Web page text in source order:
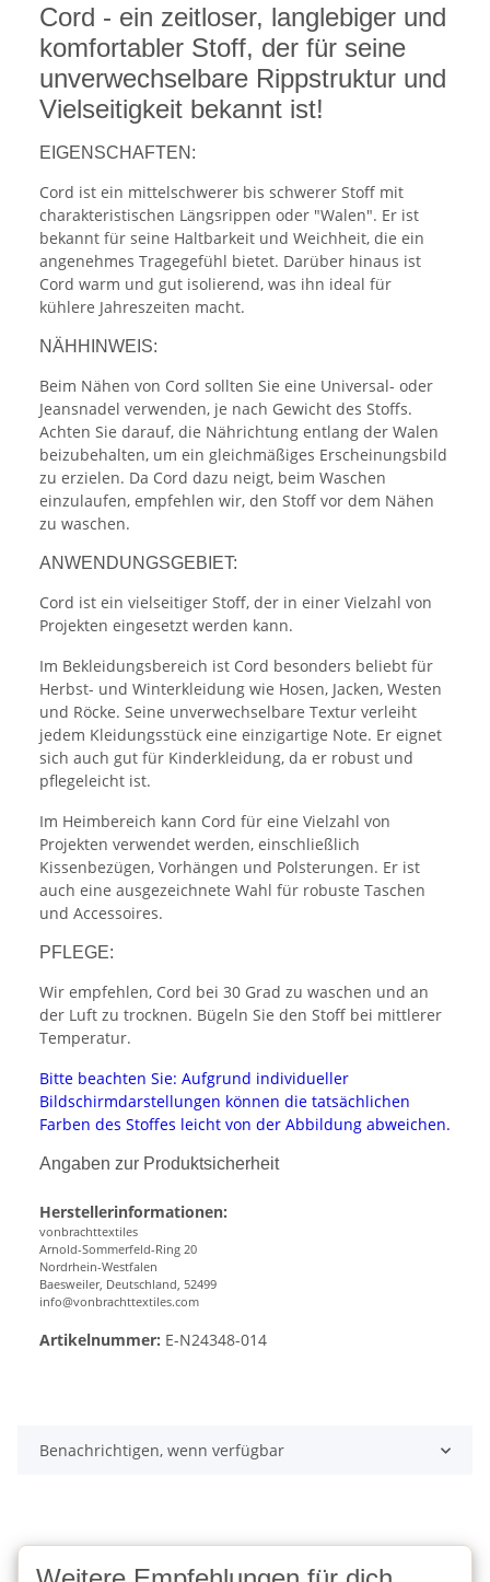
Cord - ein zeitloser, langlebiger und
komfortabler Stoff, der für seine
unverwechselbare Rippstruktur und
Vielseitigkeit bekannt ist!
EIGENSCHAFTEN:
Cord ist ein mittelschwerer bis schwerer Stoff mit
charakteristischen Längsrippen oder "Walen". Er ist
bekannt für seine Haltbarkeit und Weichheit, die ein
angenehmes Tragegefühl bietet. Darüber hinaus ist
Cord warm und gut isolierend, was ihn ideal für
kühlere Jahreszeiten macht.
NÄHHINWEIS:
Beim Nähen von Cord sollten Sie eine Universal- oder
Jeansnadel verwenden, je nach Gewicht des Stoffs.
Achten Sie darauf, die Nährichtung entlang der Walen
beizubehalten, um ein gleichmäßiges Erscheinungsbild
zu erzielen. Da Cord dazu neigt, beim Waschen
einzulaufen, empfehlen wir, den Stoff vor dem Nähen
zu waschen.
ANWENDUNGSGEBIET:
Cord ist ein vielseitiger Stoff, der in einer Vielzahl von
Projekten eingesetzt werden kann.
Im Bekleidungsbereich ist Cord besonders beliebt für
Herbst- und Winterkleidung wie Hosen, Jacken, Westen
und Röcke. Seine unverwechselbare Textur verleiht
jedem Kleidungsstück eine einzigartige Note. Er eignet
sich auch gut für Kinderkleidung, da er robust und
pflegeleicht ist.
Im Heimbereich kann Cord für eine Vielzahl von
Projekten verwendet werden, einschließlich
Kissenbezügen, Vorhängen und Polsterungen. Er ist
auch eine ausgezeichnete Wahl für robuste Taschen
und Accessoires.
PFLEGE:
Wir empfehlen, Cord bei 30 Grad zu waschen und an
der Luft zu trocknen. Bügeln Sie den Stoff bei mittlerer
Temperatur.
Bitte beachten Sie: Aufgrund individueller
Bildschirmdarstellungen können die tatsächlichen
Farben des Stoffes leicht von der Abbildung abweichen.
Angaben zur Produktsicherheit
Herstellerinformationen:
vonbrachttextiles
Arnold-Sommerfeld-Ring 20
Nordrhein-Westfalen
Baesweiler, Deutschland, 52499
info@vonbrachttextiles.com
Artikelnummer: E-N24348-014
Benachrichtigen, wenn verfügbar